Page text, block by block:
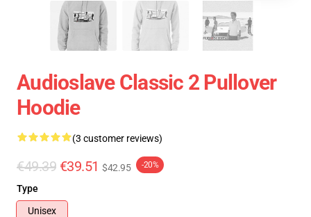
Audioslave Classic 2 Pullover
Hoodie
(3 customer reviews)
€49.39 €39.51 $42.95 -20%
Type
Unisex